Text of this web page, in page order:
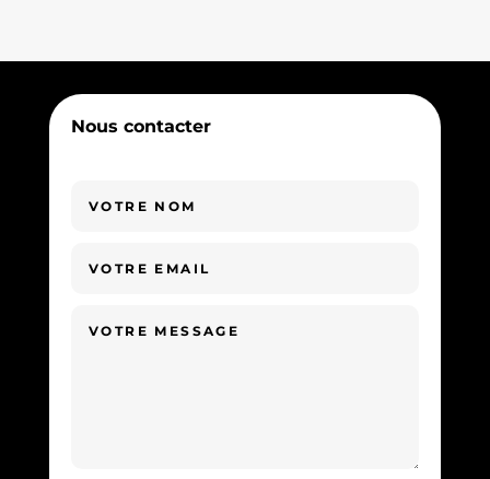
Nous contacter